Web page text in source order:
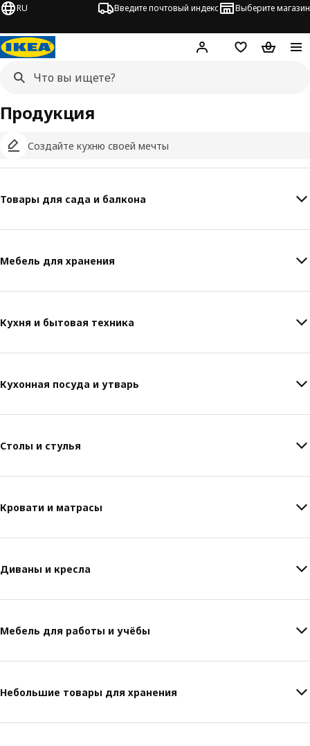
RU Введите почтовый индекс Выберите магазин
Hej! ВойтиСписокКорзина
Создайте кухню своей мечты
Продукция
Товары для сада и балкона
Мебель для хранения
Кухня и бытовая техника
Кухонная посуда и утварь
Столы и стулья
Кровати и матрасы
Диваны и кресла
Мебель для работы и учёбы
Небольшие товары для хранения